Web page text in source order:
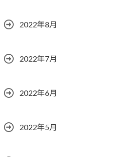
2022年8月
2022年7月
2022年6月
2022年5月